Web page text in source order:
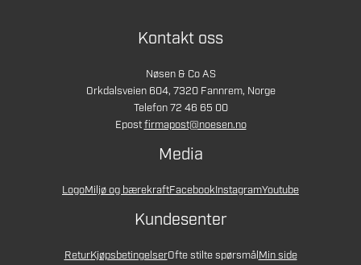
Kontakt oss
Nøsen & Co AS
Orkdalsveien 604, 7320 Fannrem, Norge
Telefon 72 46 65 00
Epostfirmapost@noesen.no
Media
LogoMiljø og bærekraftFacebookInstagramYoutube
Kundesenter
ReturKjøpsbetingelserOfte stilte spørsmålMin side